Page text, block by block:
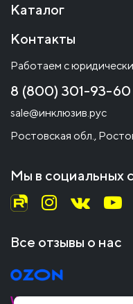
Каталог
Контакты
Работаем с
8 (800) 301-93-60
sale@инклюзив.рус
Ростовская обл.,
Мы в социальных
Все отзывы о нас